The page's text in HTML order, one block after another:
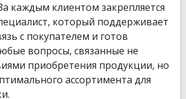
каждым клиентом закрепляется
который поддерживает
с покупателем и готов
вопросы, связанные не
приобретения продукции, но
ассортимента для